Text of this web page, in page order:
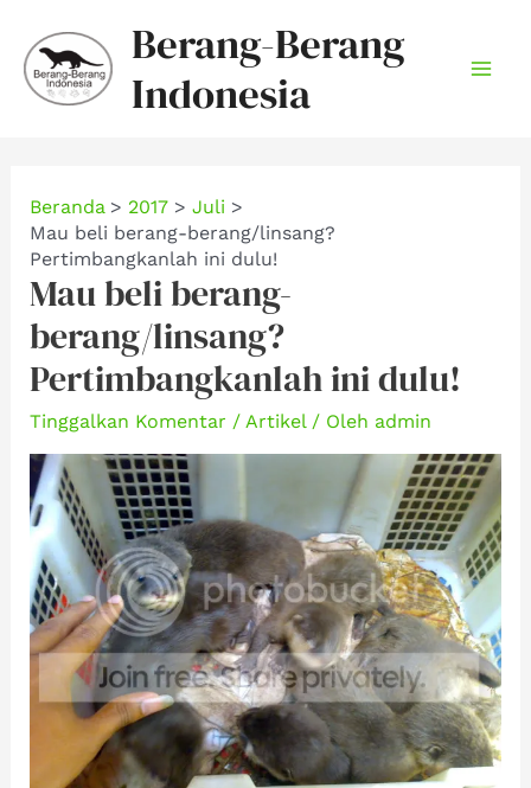
konten
Berang-Berang
Indonesia
Beranda 2017
Juli
Mau beli berang-berang/linsang?
Pertimbangkanlah ini dulu!
Mau beli berang-
berang/linsang?
Pertimbangkanlah ini dulu!
Tinggalkan Komentar / Artikel/ Oleh admin